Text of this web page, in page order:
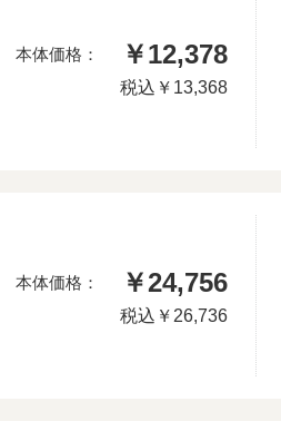
本体価格： ￥12,378
税込 ￥13,368
本体価格： ￥24,756
税込 ￥26,736